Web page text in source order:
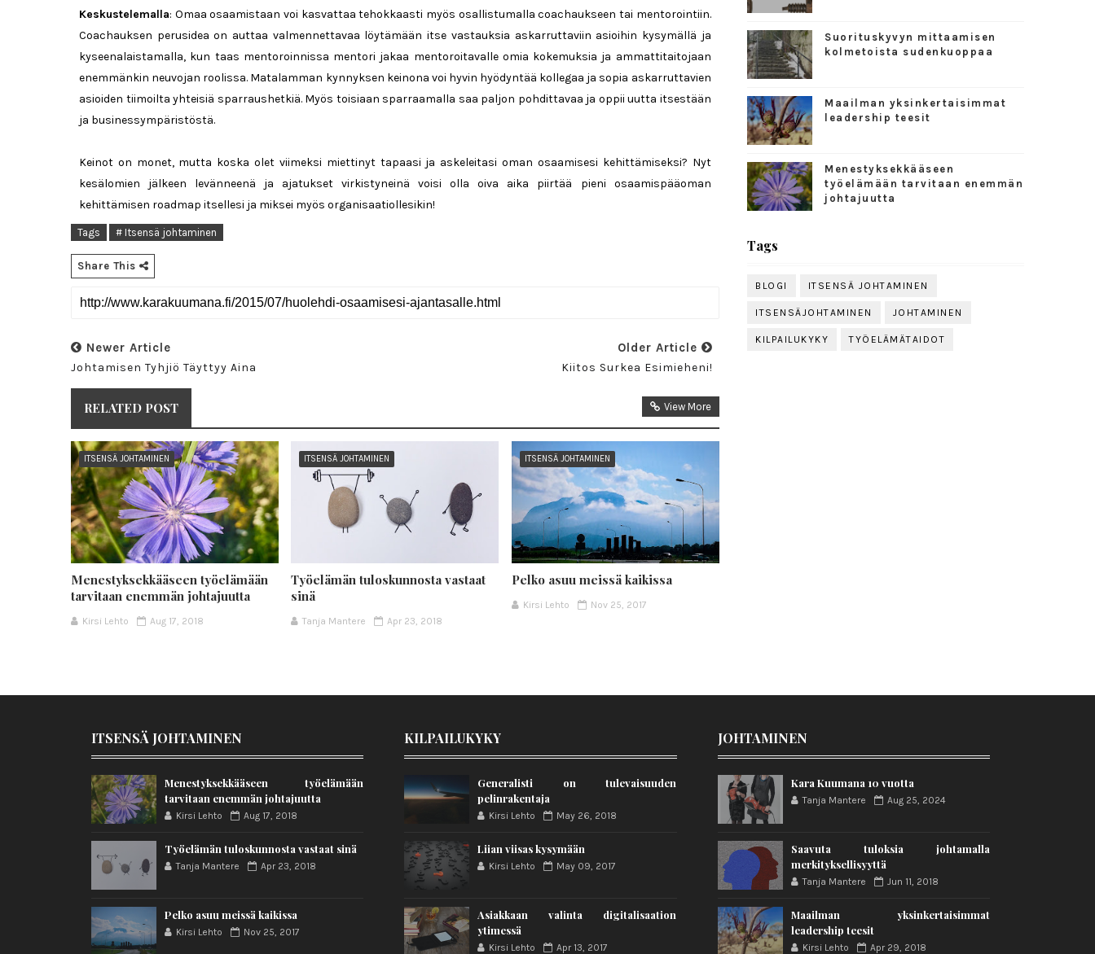
Keskustelemalla: Omaa osaamistaan voi kasvattaa tehokkaasti myös osallistumalla coachaukseen tai mentorointiin.
Coachauksen perusidea on auttaa valmennettavaa löytämään itse vastauksia askarruttaviin asioihin kysymällä ja
kyseenalaistamalla, kun taas mentoroinnissa mentori jakaa mentoroitavalle omia kokemuksia ja ammattitaitojaan
enemmänkin neuvojan roolissa. Matalamman kynnyksen keinona voi hyvin hyödyntää kollegaa ja sopia askarruttavien
asioiden tiimoilta yhteisiä sparraushetkiä. Myös toisiaan sparraamalla saa paljon pohdittavaa ja oppii uutta itsestään
ja businessympäristöstä.
Keinot on monet, mutta koska olet viimeksi miettinyt tapaasi ja askeleitasi oman osaamisesi kehittämiseksi? Nyt
kesälomien jälkeen levänneenä ja ajatukset virkistyneinä voisi olla oiva aika piirtää pieni osaamispääoman
kehittämisen roadmap itsellesi ja miksei myös organisaatiollesikin!
Tags # Itsensä johtaminen
Share This
Newer Article
Johtamisen Tyhjiö Täyttyy Aina
Older Article
Kiitos Surkea Esimieheni!
RELATED POST View More
ITSENSÄ JOHTAMINEN
Menestyksekkääseen työelämään
tarvitaan enemmän johtajuutta
Kirsi Lehto Aug 17, 2018
ITSENSÄ JOHTAMINEN
Työelämän tuloskunnosta vastaat
sinä
Tanja Mantere Apr 23, 2018
ITSENSÄ JOHTAMINEN
Pelko asuu meissä kaikissa
Kirsi Lehto Nov 25, 2017
Suorituskyvyn mittaamisen
kolmetoista sudenkuoppaa
Maailman yksinkertaisimmat
leadership teesit
Menestyksekkääseen
työelämään tarvitaan enemmän
johtajuutta
Tags
BLOGI ITSENSÄ JOHTAMINEN
ITSENSÄJOHTAMINEN JOHTAMINEN
KILPAILUKYKY TYÖELÄMÄTAIDOT
ITSENSÄ JOHTAMINEN
Menestyksekkääseen työelämään
tarvitaan enemmän johtajuutta
Kirsi Lehto Aug 17, 2018
Työelämän tuloskunnosta vastaat sinä
Tanja Mantere Apr 23, 2018
Pelko asuu meissä kaikissa
Kirsi Lehto Nov 25, 2017
KILPAILUKYKY
Generalisti on tulevaisuuden
pelinrakentaja
Kirsi Lehto May 26, 2018
Liian viisas kysymään
Kirsi Lehto May 09, 2017
Asiakkaan valinta digitalisaation
ytimessä
Kirsi Lehto Apr 13, 2017
JOHTAMINEN
Kara Kuumana 10 vuotta
Tanja Mantere Aug 25, 2024
Saavuta tuloksia johtamalla
merkityksellisyyttä
Tanja Mantere Jun 11, 2018
Maailman yksinkertaisimmat
leadership teesit
Kirsi Lehto Apr 29, 2018